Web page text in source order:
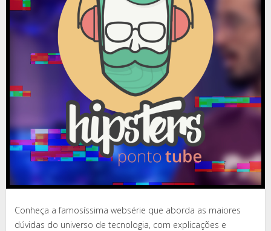
Conheça a famosíssima websérie que aborda as maiores
dúvidas do universo de tecnologia, com explicações e